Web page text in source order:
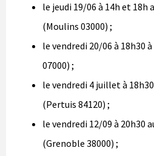
le jeudi 19/06 à 14h et 18h
(Moulins 03000) ;
le vendredi 20/06 à 18h30 à
07000) ;
le vendredi 4 juillet à
(Pertuis 84120) ;
le vendredi 12/09 à 20h30
(Grenoble 38000) ;